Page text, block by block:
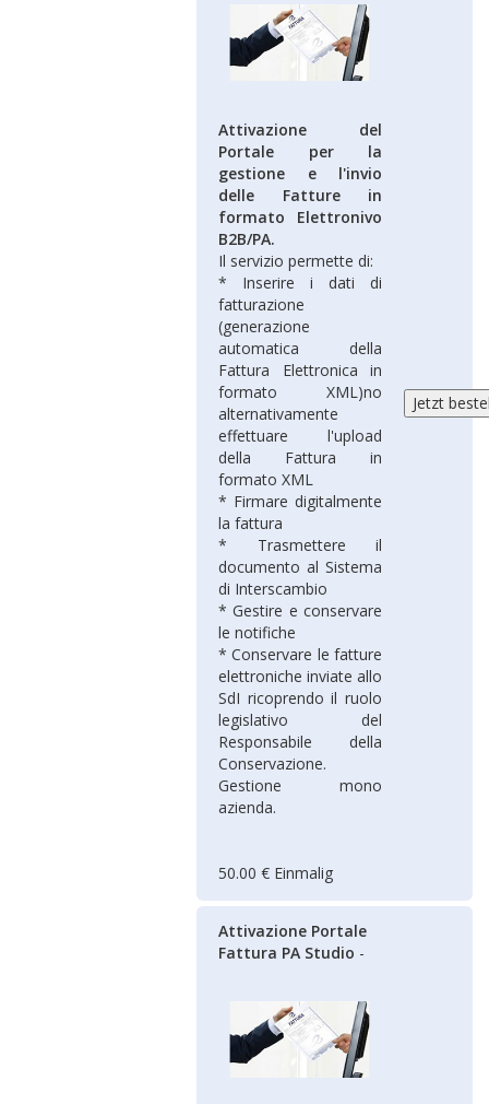
Attivazione del
Portale per la
gestione e l'invio
delle Fatture in
formato Elettronivo
B2B/PA.
Il servizio permette di:
* Inserire i dati di
fatturazione
(generazione
automatica della
Fattura Elettronica in
formato XML)no
alternativamente
effettuare l'upload
della Fattura in
formato XML
* Firmare digitalmente
la fattura
* Trasmettere il
documento al Sistema
di Interscambio
* Gestire e conservare
le notifiche
* Conservare le fatture
elettroniche inviate allo
SdI ricoprendo il ruolo
legislativo del
Responsabile della
Conservazione.
Gestione mono
azienda.
50.00 € Einmalig
Attivazione Portale
Fattura PA Studio -